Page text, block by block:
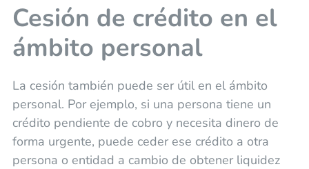
Cesión de crédito en el
ámbito personal
La cesión también puede ser útil en el ámbito
personal. Por ejemplo, si una persona tiene un
crédito pendiente de cobro y necesita dinero de
forma urgente, puede ceder ese crédito a otra
persona o entidad a cambio de obtener liquidez